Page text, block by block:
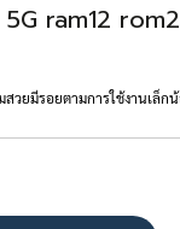
5G ram12
สวยมีรอยตามการใช้งานเล็